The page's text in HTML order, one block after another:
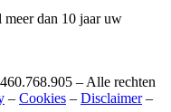
– Alle rechten
– Cookies – Disclaimer–